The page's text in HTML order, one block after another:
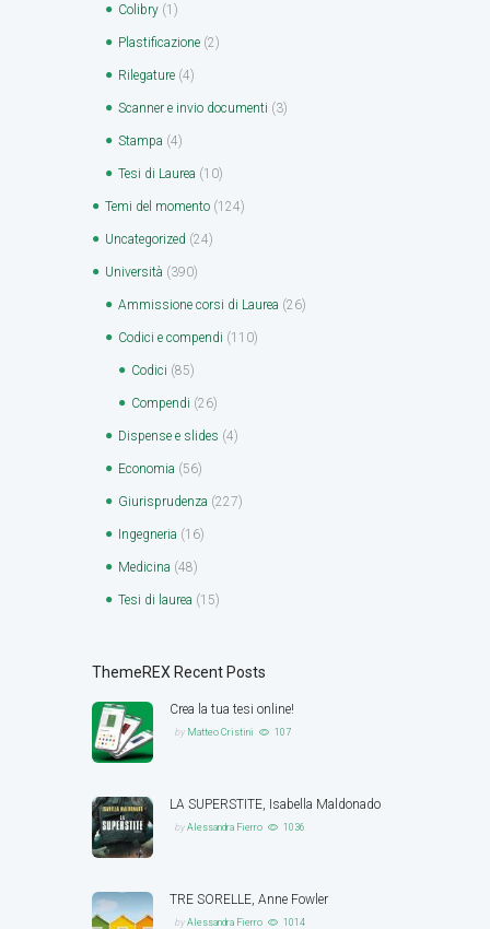
Colibry (1)
Plastificazione (2)
Rilegature (4)
Scanner e invio documenti (3)
Stampa (4)
Tesi di Laurea (10)
Temi del momento (124)
Uncategorized (24)
Università (390)
Ammissione corsi di Laurea (26)
Codici e compendi (110)
Codici (85)
Compendi (26)
Dispense e slides (4)
Economia (56)
Giurisprudenza (227)
Ingegneria (16)
Medicina (48)
Tesi di laurea (15)
ThemeREX Recent Posts
Crea la tua tesi online!
by Matteo Cristini 107
LA SUPERSTITE, Isabella Maldonado
byAlessandra Fierro 1036
TRE SORELLE, Anne Fowler
byAlessandra Fierro 1014